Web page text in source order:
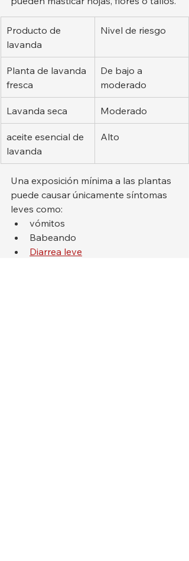
Producto de
lavanda
Nivel de riesgo
Planta de lavanda
fresca
De bajo a
moderado
Lavanda seca Moderado
aceite esencial de
lavanda
Alto
Una exposición mínima a las plantas
puede causar únicamente síntomas
leves como:
vómitos
Babeando
Diarrea leve